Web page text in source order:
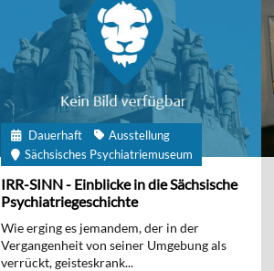
Dauerhaft
Ausstellung
Sächsisches Psychiatriemuseum
IRR-SINN - Einblicke in die Sächsische
Psychiatriegeschichte
Wie erging es jemandem, der in der
Vergangenheit von seiner Umgebung als
verrückt, geisteskrank...